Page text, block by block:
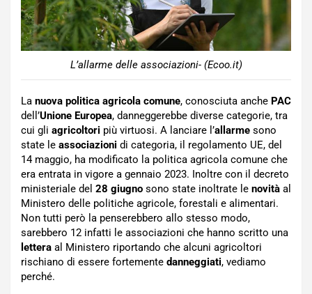
L’allarme delle associazioni- (Ecoo.it)
La nuova politica agricola comune, conosciuta anche PAC
dell’Unione Europea, danneggerebbe diverse categorie, tra
cui gli agricoltori più virtuosi. A lanciare l’allarme sono
state le associazioni di categoria, il regolamento UE, del
14 maggio, ha modificato la politica agricola comune che
era entrata in vigore a gennaio 2023. Inoltre con il decreto
ministeriale del 28 giugno sono state inoltrate le novità al
Ministero delle politiche agricole, forestali e alimentari.
Non tutti però la penserebbero allo stesso modo,
sarebbero 12 infatti le associazioni che hanno scritto una
lettera al Ministero riportando che alcuni agricoltori
rischiano di essere fortemente danneggiati, vediamo
perché.